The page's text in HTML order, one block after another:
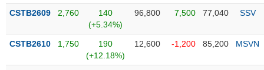
niêm
yết
Theo
dõi
CSTB2609 2,760
140
(+5.34%)
96,800 7,500 77,040 SSV
CSTB2610 1,750
190
(+12.18%)
12,600 -1,200 85,200 MSVN
CÔNG
ĐẦU